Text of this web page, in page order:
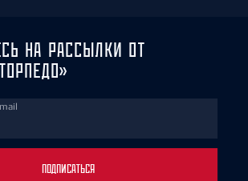
НА РАССЫЛКИ ОТ
ПОДПИСАТЬСЯ